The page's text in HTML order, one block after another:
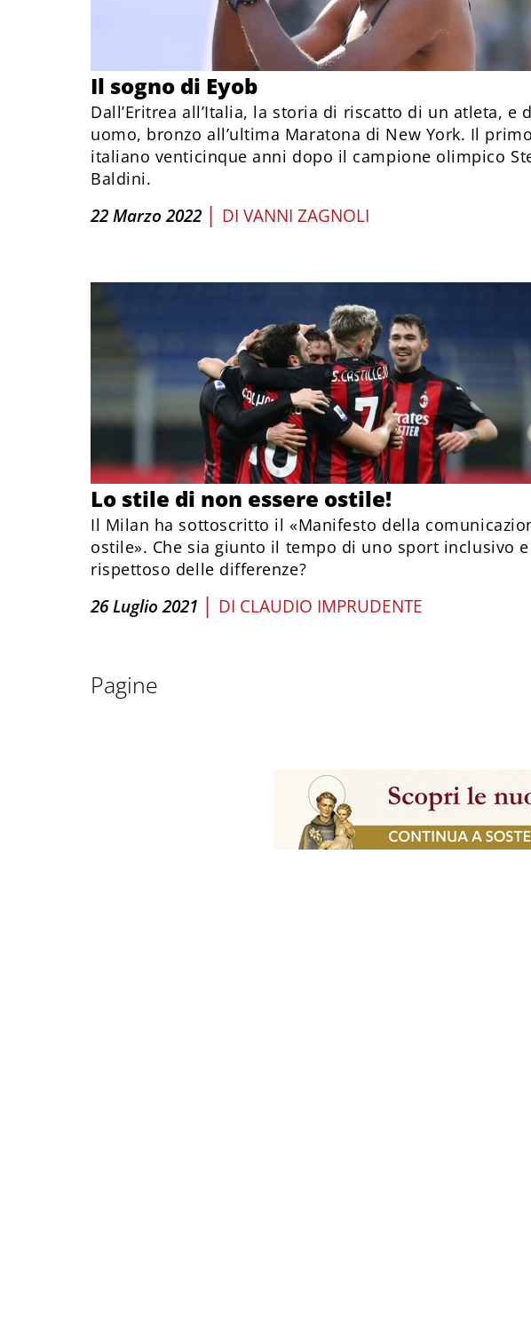
Il sogno di Eyob
Dall’Eritrea all’Italia, la storia di riscatto di un atleta, e
uomo, bronzo all’ultima Maratona di New York. Il primo
italiano venticinque anni dopo il campione olimpico
Baldini.
22 Marzo 2022 | DI VANNI ZAGNOLI
Lo stile di non essere ostile!
Il Milan ha sottoscritto il «Manifesto della
ostile». Che sia giunto il tempo di uno sport inclusivo e
rispettoso delle differenze?
26 Luglio 2021 | DI CLAUDIO IMPRUDENTE
Pagine